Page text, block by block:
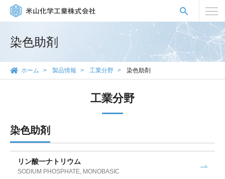
染色助剤
ホーム 製品情報 工業分野 染色助剤
工業分野
染色助剤
リン酸一ナトリウム
SODIUM PHOSPHATE, MONOBASIC